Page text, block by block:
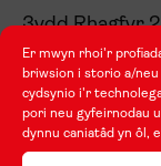
Er mwyn rhoi'r
briwsion i storio a/neu
cydsynio i'r
pori neu gyfeirnodau
dynnu caniatâd yn ôl,
3ydd Rhagfyr 2025 -
(crynodeb)
11eg Mawrth
(crynodeb)